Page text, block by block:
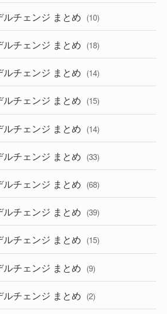
(30)
(27)
(33)
(22)
チェンジ まとめ (10)
チェンジ まとめ (18)
チェンジ まとめ (14)
チェンジ まとめ (15)
チェンジ まとめ (14)
チェンジ まとめ (33)
チェンジ まとめ (68)
チェンジ まとめ (39)
チェンジ まとめ (15)
チェンジ まとめ (9)
チェンジ まとめ (2)